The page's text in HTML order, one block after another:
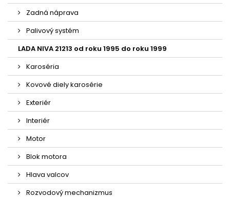
Zadná náprava
Palivový systém
LADA NIVA 21213 od roku 1995 do roku 1999
Karoséria
Kovové diely karosérie
Exteriér
Interiér
Motor
Blok motora
Hlava valcov
Rozvodový mechanizmus